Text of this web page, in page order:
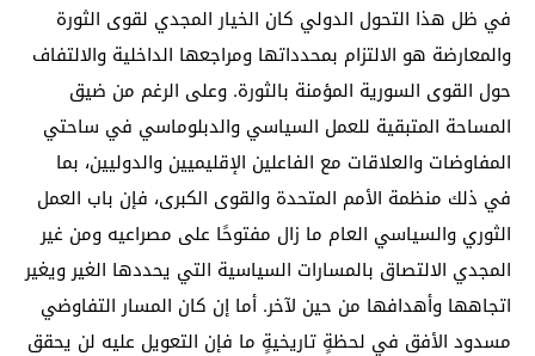
في ظل هذا التحول الدولي كان الخيار المجدي لقوى الثورة
والمعارضة هو الالتزام بمحدداتها ومراجعها الداخلية والالتفاف
حول القوى السورية المؤمنة بالثورة. وعلى الرغم من ضيق
المساحة المتبقية للعمل السياسي والدبلوماسي في ساحتي
المفاوضات والعلاقات مع الفاعلين الإقليميين والدوليين، بما
في ذلك منظمة الأمم المتحدة والقوى الكبرى، فإن باب العمل
الثوري والسياسي العام ما زال مفتوحًا على مصراعيه ومن غير
المجدي الالتصاق بالمسارات السياسية التي يحددها الغير ويغير
اتجاهها وأهدافها من حين لآخر. أما إن كان المسار التفاوضي
مسدود الأفق في لحظةٍ تاريخيةٍ ما فإن التعويل عليه لن يحقق